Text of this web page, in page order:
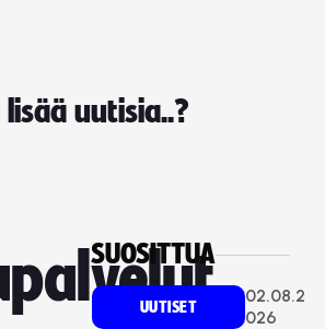
uutisia..?
SUOSITTUA
UUTISET
02.08.2
026